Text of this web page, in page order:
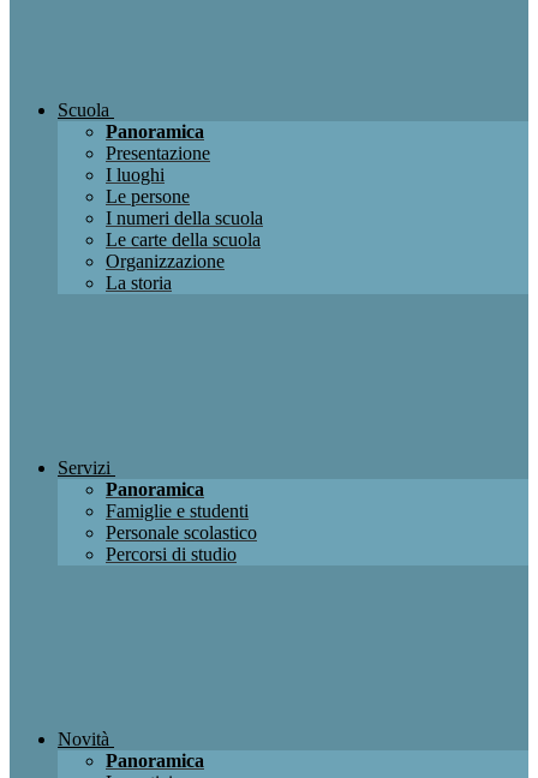
Scuola
Panoramica
Presentazione
I luoghi
Le persone
I numeri della scuola
Le carte della scuola
Organizzazione
La storia
Servizi
Panoramica
Famiglie e studenti
Personale scolastico
Percorsi di studio
Novità
Panoramica